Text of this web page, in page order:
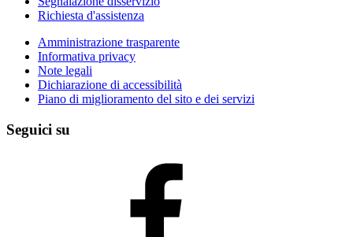
Richiesta d'assistenza
Amministrazione trasparente
Informativa privacy
Note legali
Dichiarazione di accessibilità
Piano di miglioramento del sito e dei servizi
Seguici su